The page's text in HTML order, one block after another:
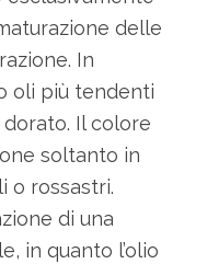
delle
In
oli più tendenti
Il colore
soltanto in
o rossastri.
di una
in quanto l’olio